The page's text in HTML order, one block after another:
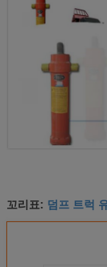
꼬리표: 덤프 트럭